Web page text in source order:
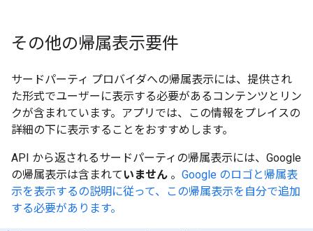
その他の帰属表示要件
サードパーティ プロバイダへの帰属表示には、提供され
た形式でユーザーに表示する必要があるコンテンツとリン
クが含まれています。アプリでは、この情報をプレイスの
詳細の下に表示することをおすすめします。
API から返されるサードパーティの帰属表示には、Google
の帰属表示は含まれていません 。 Google のロゴと帰属表
示を表示するの説明に従って、この帰属表示を自分で追加
する必要があります。